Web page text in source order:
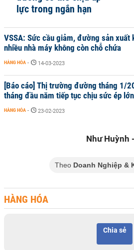
lực trong ngắn hạn
VSSA: Sức cầu giảm, đường sản xuất
nhiều nhà máy không còn chỗ chứa
HÀNG HÓA - 14-03-2023
[Báo cáo] Thị trường đường tháng 1/
tháng đầu năm tiếp tục chịu sức ép
HÀNG HÓA - 23-02-2023
Như Huỳnh
Theo Doanh Nghiệp &
HÀNG HÓA
Chia sẻ